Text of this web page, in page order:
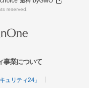
reserved.
事業について
ュリティ24」